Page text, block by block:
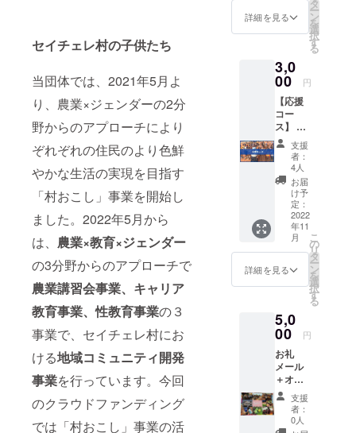
セイチェレ村の子供たち
当団体では、2021年5月よ
り、農業×ジェンダーの2分
野からのアプローチにより
ぞれぞれの住民のより色鮮
やかな生活の実現を目指す
「村おこし」事業を開始し
ました。2022年5月から
は、 農業×教育×ジェンダー
の3分野からのアプローチで
農業講習会事業、キャリア
教育事業、性教育事業の３
事業で、セイチェレ村にお
ける地域コミュニティ開発
事業を行っています。今回
のクラウドファンディング
では「村おこし」事業の活
続可能な開
発目標」達
取り組みを
推進し、ア
フリカのコ
ミュニティ
における社
会課題の解
決を行なっ
ています。
セージ
※こちら
は応援
です。
・支援
者様の
メール
アドレ
スに、
お礼
メー
ル、当
団体オ
リジナ
ルデス
クトッ
プ用壁
紙、
キャリ
ア支援
セージ
をお送
りいた
しま
す。
詳細を見る
タ
ー
ン
を
選
択
す
る
3,0
00 円
【応援
コー
ス】 ・
お礼
メール
＋代表
からの
メッ
セー
ジ
支援者
様の
メール
アドレ
スに、
お礼の
と、
ViVID代
表蔵田
からの
メッ
セージ
をお送
りいた
しま
支援
者：
4人
お届
け予
定：
2022
年11
月
詳細を見る
こ
の
リ
タ
ー
ン
を
選
択
す
る
5,0
00 円
お礼
メール
＋オリ
ジナル
ポスト
カード3
枚＋オ
支援
者：
0人